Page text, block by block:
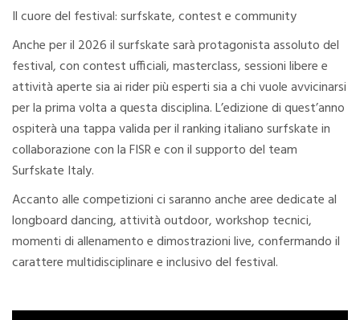
Il cuore del festival: surfskate, contest e community
Anche per il 2026 il surfskate sarà protagonista assoluto del
festival, con contest ufficiali, masterclass, sessioni libere e
attività aperte sia ai rider più esperti sia a chi vuole avvicinarsi
per la prima volta a questa disciplina. L’edizione di quest’anno
ospiterà una tappa valida per il ranking italiano surfskate in
collaborazione con la FISR e con il supporto del team
Surfskate Italy.
Accanto alle competizioni ci saranno anche aree dedicate al
longboard dancing, attività outdoor, workshop tecnici,
momenti di allenamento e dimostrazioni live, confermando il
carattere multidisciplinare e inclusivo del festival.